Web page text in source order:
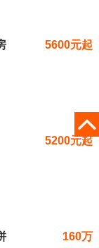
5600元起
5200元起
160万